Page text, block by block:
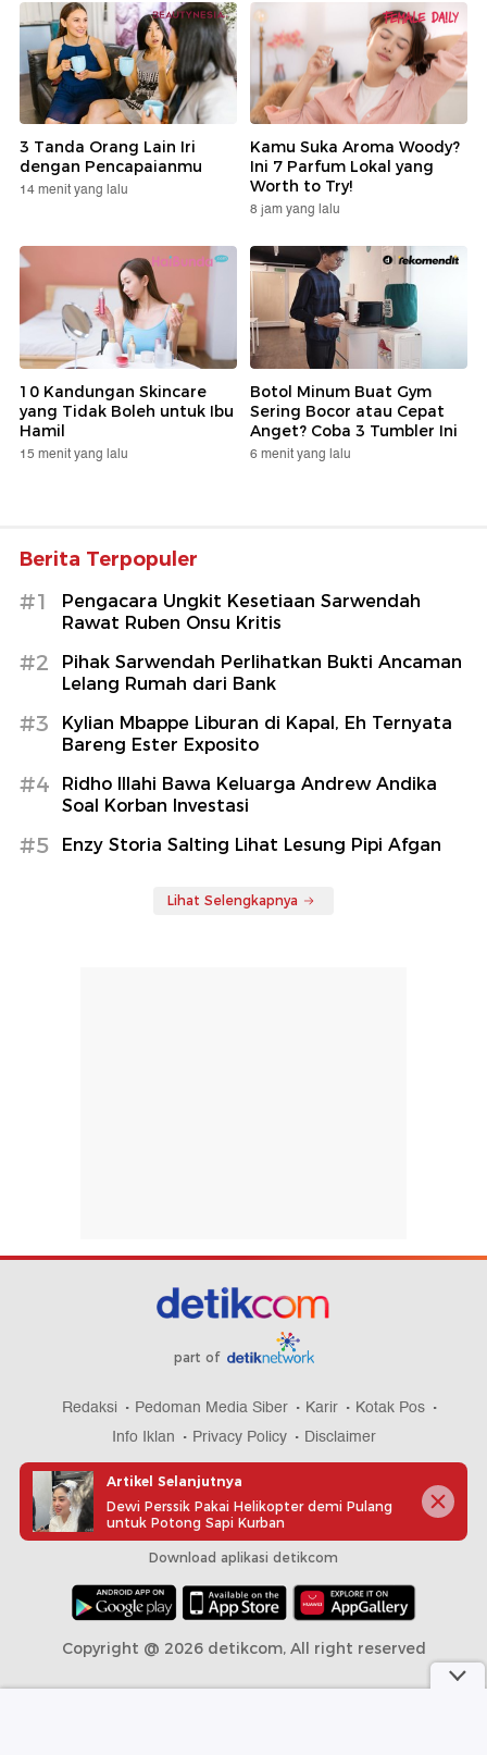
3 Tanda Orang Lain Iri
dengan Pencapaianmu
14 menit yang lalu
Kamu Suka Aroma Woody?
Ini 7 Parfum Lokal yang
Worth to Try!
8 jam yang lalu
10 Kandungan Skincare
yang Tidak Boleh untuk Ibu
Hamil
15 menit yang lalu
Botol Minum Buat Gym
Sering Bocor atau Cepat
Anget? Coba 3 Tumbler Ini
6 menit yang lalu
Berita Terpopuler
#1
Pengacara Ungkit Kesetiaan Sarwendah
Rawat Ruben Onsu Kritis
#2
Pihak Sarwendah Perlihatkan Bukti Ancaman
Lelang Rumah dari Bank
#3
Kylian Mbappe Liburan di Kapal, Eh Ternyata
Bareng Ester Exposito
#4
Ridho Illahi Bawa Keluarga Andrew Andika
Soal Korban Investasi
#5 Enzy Storia Salting Lihat Lesung Pipi Afgan
Lihat Selengkapnya
part of
Redaksi Pedoman Media Siber Karir
Kotak Pos
Info Iklan
Privacy Policy Disclaimer
Download aplikasi detikcom
Copyright @ 2026 detikcom, All right reserved
Artikel Selanjutnya
Dewi Perssik Pakai Helikopter demi Pulang
untuk Potong Sapi Kurban